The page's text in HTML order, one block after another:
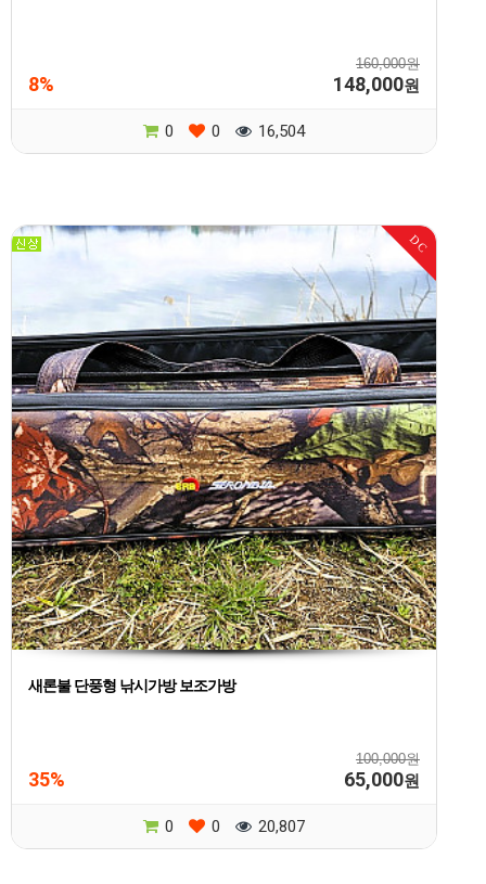
160,000원
8% 148,000원
0 0 16,504
DC
새론불 단풍형 낚시가방 보조가방
100,000원
35% 65,000원
0 0 20,807